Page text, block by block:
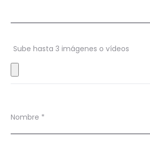
o
e
s
Sube hasta 3 imágenes o vídeos
Nombre *